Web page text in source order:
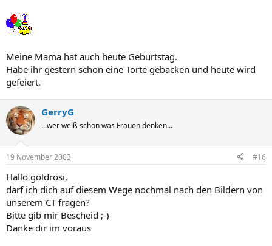
Meine Mama hat auch heute Geburtstag.
Habe ihr gestern schon eine Torte gebacken und heute wird
gefeiert.
GerryG
...wer weiß schon was Frauen denken...
19 November 2003 #16
Hallo goldrosi,
darf ich dich auf diesem Wege nochmal nach den Bildern von
unserem CT fragen?
Bitte gib mir Bescheid ;-)
Danke dir im voraus